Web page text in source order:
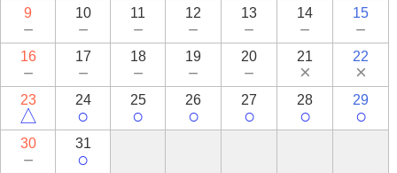
9
－
10
－
11
－
12
－
13
－
14
－
15
－
16
－
17
－
18
－
19
－
20
－
21
×
22
×
23
△
24
○
25
○
26
○
27
○
28
○
29
○
30
－
31
○